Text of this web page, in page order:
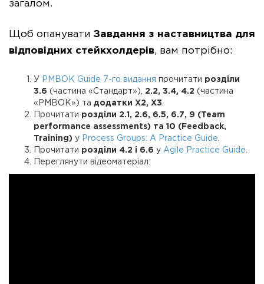
загалом.
Щоб опануватиЗавдання з наставництва для
відповідних стейкхолдерів, вам потрібно:
У PMBOK Guide 7-го видання прочитати розділи
3.6 (частина «Стандарт»), 2.2, 3.4, 4.2 (частина
«PMBOK») та додатки X2, X3
Прочитати розділи 2.1, 2.6, 6.5, 6.7, 9 (Team
performance assessments) та 10 (Feedback,
Training) у Process Groups: A Practice Guide
Прочитати розділи 4.2 і 6.6 у Agile Practice Guide
Переглянути відеоматеріал: